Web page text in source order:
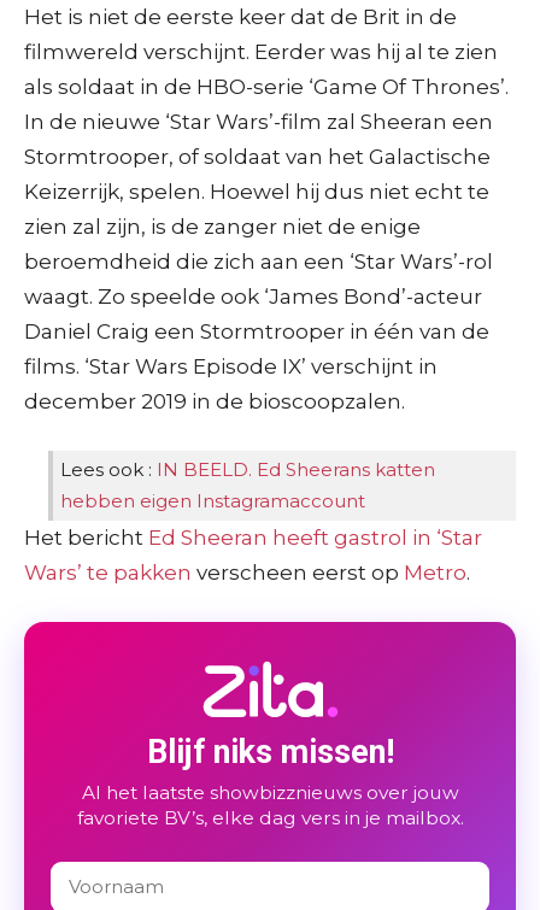
Het is niet de eerste keer dat de Brit in de
filmwereld verschijnt. Eerder was hij al te zien
als soldaat in de HBO-serie ‘Game Of Thrones’.
In de nieuwe ‘Star Wars’-film zal Sheeran een
Stormtrooper, of soldaat van het Galactische
Keizerrijk, spelen. Hoewel hij dus niet echt te
zien zal zijn, is de zanger niet de enige
beroemdheid die zich aan een ‘Star Wars’-rol
waagt. Zo speelde ook ‘James Bond’-acteur
Daniel Craig een Stormtrooper in één van de
films. ‘Star Wars Episode IX’ verschijnt in
december 2019 in de bioscoopzalen.
Lees ook : IN BEELD. Ed Sheerans katten
hebben eigen Instagramaccount
Het bericht Ed Sheeran heeft gastrol in ‘Star
Wars’ te pakken verscheen eerst op Metro.
Blijf niks missen!
Al het laatste showbizznieuws over jouw
favoriete BV’s, elke dag vers in je mailbox.